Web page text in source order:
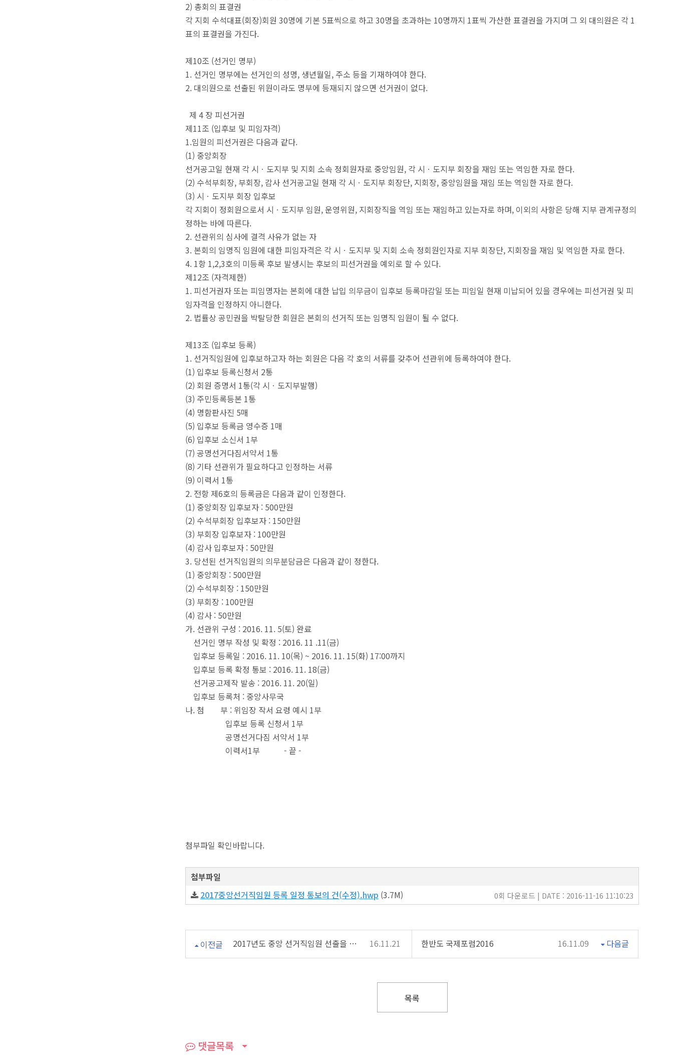
2) 총회의 표결권
각 지회 수석대표(회장)회원 30명에 기본 5표씩으로 하고 30명을 초과하는 10명까지 1표씩 가산한 표결권을 가지며 그 외 대의원은 각 1
표의 표결권을 가진다.
제10조 (선거인 명부)
1. 선거인 명부에는 선거인의 성명, 생년월일, 주소 등을 기재하여야 한다.
2. 대의원으로 선출된 위원이라도 명부에 등재되지 않으면 선거권이 없다.
제 4 장 피선거권
제11조 (입후보 및 피임자격)
1.임원의 피선거권은 다음과 같다.
(1) 중앙회장
선거공고일 현재 각 시ㆍ도지부 및 지회 소속 정회원자로 중앙임원, 각 시ㆍ도지부 회장을 재임 또는 역임한 자로 한다.
(2) 수석부회장, 부회장, 감사 선거공고일 현재 각 시ㆍ도지부 회장단, 지회장, 중앙임원을 재임 또는 역임한 자로 한다.
(3) 시ㆍ도지부 회장 입후보
각 지회이 정회원으로서 시ㆍ도지부 임원, 운영위원, 지회장직을 역임 또는 재임하고 있는자로 하며, 이외의 사항은 당해 지부 관계규정의
정하는 바에 따른다.
2. 선관위의 심사에 결격 사유가 없는 자
3. 본회의 임명직 임원에 대한 피임자격은 각 시ㆍ도지부 및 지회 소속 정회원인자로 지부 회장단, 지회장을 재임 및 역임한 자로 한다.
4. 1항 1,2,3호의 미등록 후보 발생시는 후보의 피선거권을 예외로 할 수 있다.
제12조 (자격제한)
1. 피선거권자 또는 피임명자는 본회에 대한 납입 의무금이 입후보 등록마감일 또는 피임일 현재 미납되어 있을 경우에는 피선거권 및 피
임자격을 인정하지 아니한다.
2. 법률상 공민권을 박탈당한 회원은 본회의 선거직 또는 임명직 임원이 될 수 없다.
제13조 (입후보 등록)
1. 선거직임원에 입후보하고자 하는 회원은 다음 각 호의 서류를 갖추어 선관위에 등록하여야 한다.
(1) 입후보 등록신청서 2통
(2) 회원 증명서 1통(각 시ㆍ도지부발행)
(3) 주민등록등본 1통
(4) 명함판사진 5매
(5) 입후보 등록금 영수증 1매
(6) 입후보 소신서 1부
(7) 공명선거다짐서약서 1통
(8) 기타 선관위가 필요하다고 인정하는 서류
(9) 이력서 1통
2. 전항 제6호의 등록금은 다음과 같이 인정한다.
(1) 중앙회장 입후보자 : 500만원
(2) 수석부회장 입후보자 : 150만원
(3) 부회장 입후보자 : 100만원
(4) 감사 입후보자 : 50만원
3. 당선된 선거직임원의 의무분담금은 다음과 같이 정한다.
(1) 중앙회장 : 500만원
(2) 수석부회장 : 150만원
(3) 부회장 : 100만원
(4) 감사 : 50만원
가. 선관위 구성 : 2016. 11. 5(토) 완료
선거인 명부 작성 및 확정 : 2016. 11 .11(금)
입후보 등록일 : 2016. 11. 10(목) ~ 2016. 11. 15(화) 17:00까지
입후보 등록 확정 통보 : 2016. 11. 18(금)
선거공고제작 발송 : 2016. 11. 20(일)
입후보 등록처 : 중앙사무국
나. 첨 부 : 위임장 작서 요령 예시 1부
입후보 등록 신청서 1부
공명선거다짐 서약서 1부
이력서1부 - 끝 -
첨부파일 확인바랍니다.
첨부파일
2017중앙선거직임원 등록 일정 통보의 건(수정).hwp (3.7M) 0회 다운로드 | DATE : 2016-11-16 11:10:23
이전글 2017년도 중앙 선거직임원 선출을 위한 임시총회 연기의 건 16.11.21 한반도 국제포럼2016 16.11.09 다음글
목록
댓글목록